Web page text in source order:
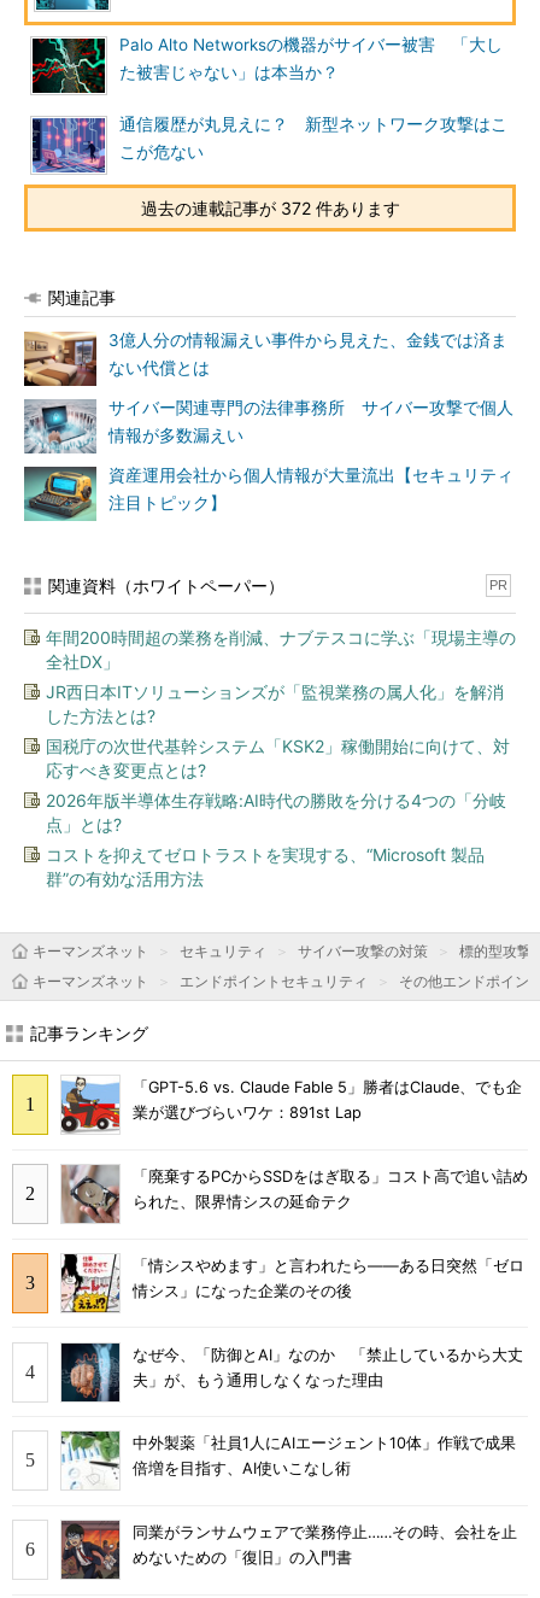
Palo Alto Networksの機器がサイバー被害 「大し
た被害じゃない」は本当か？
通信履歴が丸見えに？ 新型ネットワーク攻撃はこ
こが危ない
過去の連載記事が 372 件あります
関連記事
3億人分の情報漏えい事件から見えた、金銭では済ま
ない代償とは
サイバー関連専門の法律事務所 サイバー攻撃で個人
情報が多数漏えい
資産運用会社から個人情報が大量流出【セキュリティ
注目トピック】
関連資料（ホワイトペーパー） PR
年間200時間超の業務を削減、ナブテスコに学ぶ「現場主導の
全社DX」
JR西日本ITソリューションズが「監視業務の属人化」を解消
した方法とは?
国税庁の次世代基幹システム「KSK2」稼働開始に向けて、対
応すべき変更点とは?
2026年版半導体生存戦略:AI時代の勝敗を分ける4つの「分岐
点」とは?
コストを抑えてゼロトラストを実現する、“Microsoft 製品
群”の有効な活用方法
キーマンズネット セキュリティ サイバー攻撃の対策
標的型攻撃
キーマンズネット
エンドポイントセキュリティ その他エンドポイン
記事ランキング
「GPT-5.6 vs. Claude Fable 5」勝者はClaude、でも企
業が選びづらいワケ：891st Lap
「廃棄するPCからSSDをはぎ取る」コスト高で追い詰め
られた、限界情シスの延命テク
「情シスやめます」と言われたら――ある日突然「ゼロ
情シス」になった企業のその後
なぜ今、「防御とAI」なのか 「禁止しているから大丈
夫」が、もう通用しなくなった理由
中外製薬「社員1人にAIエージェント10体」作戦で成果
倍増を目指す、AI使いこなし術
同業がランサムウェアで業務停止……その時、会社を止
めないための「復旧」の入門書